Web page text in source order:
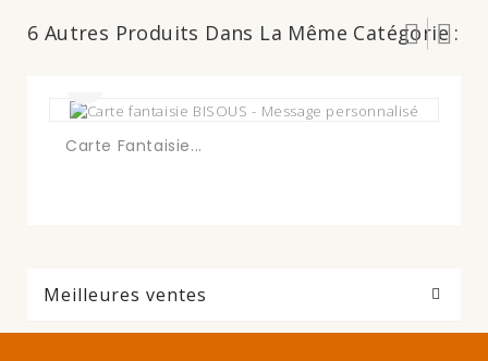
6 Autres Produits Dans La Même Catégorie :
Carte Fantaisie...
Meilleures ventes